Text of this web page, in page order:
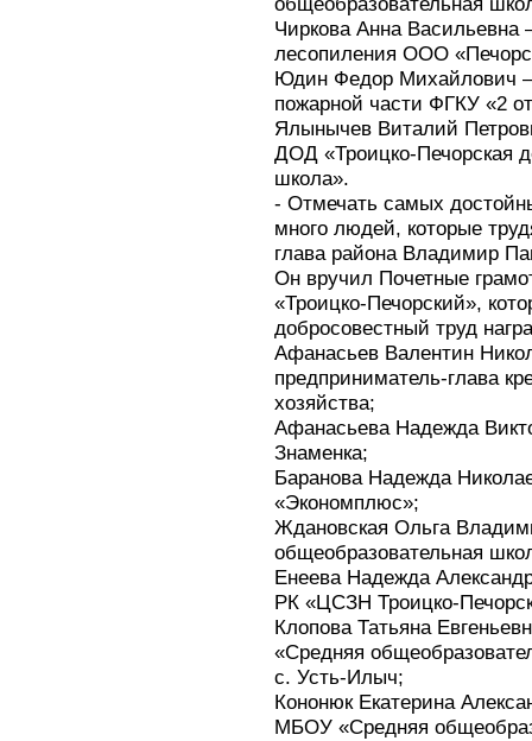
Чиркова Анна Васильевна
лесопиления ООО
Юдин Федор Михайлович
пожарной части ФГКУ «2
Ялынычев Виталий
ДОД «Троицко-Печорская
школа».
- Отмечать самых
много людей, которые
глава района Владимир
Он вручил Почетные
«Троицко-Печорский»,
добросовестный труд
Афанасьев Валентин
предприниматель-глава
хозяйства;
Афанасьева Надежда
Знаменка;
Баранова Надежда
«Экономплюс»;
Ждановская Ольга
общеобразовательная
Енеева Надежда
РК «ЦСЗН Троицко-
Клопова Татьяна
«Средняя
с. Усть-Илыч;
Кононюк Екатерина
МБОУ «Средняя